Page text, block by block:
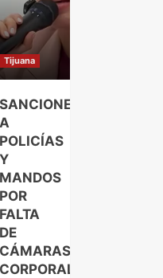
Tijuana
SANCIONES
A
POLICÍAS
Y
MANDOS
POR
FALTA
DE
CÁMARAS
CORPORALES